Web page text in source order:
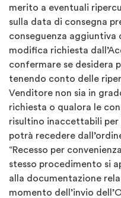
merito a eventuali
sulla data di consegna
conseguenza aggiuntiva
modifica richiesta
confermare se desidera
tenendo conto delle
Venditore non sia in
richiesta o qualora le
risultino inaccettabili per
potrà recedere
“Recesso per
stesso procedimento si
alla documentazione
momento dell’invio